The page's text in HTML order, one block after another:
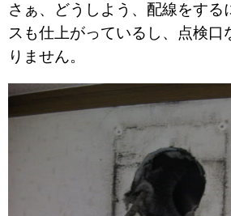
さぁ、どうしよう、配線をする
スも仕上がっているし、点検口
りません。